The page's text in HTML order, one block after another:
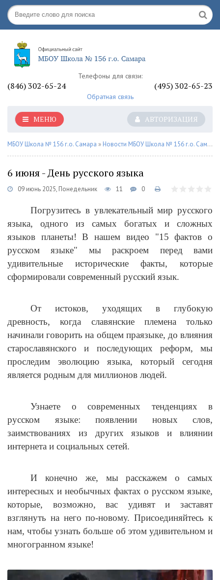
Телефоны для связи:
(846) 302-65-24 (495) 302-65-23
Обратная связь
АВТОРИЗАЦИЯ
МЕНЮ
МБОУ Школа № 156 г.о. Самара » Новости МБОУ Школа № 156 г.о. Самара
6 июня - День русского языка
09 июнь 2025, Понедельник 11 0
Погрузитесь в увлекательный мир русского
языка, одного из самых богатых и сложных
языков планеты! В нашем видео "15 фактов о
русском языке" мы раскроем перед вами
удивительные исторические факты, которые
сформировали современный русский язык.
От истоков, уходящих в глубокую
древность, когда славянские племена только
начинали говорить на общем праязыке, до влияния
старославянского и последующих реформ, мы
проследим эволюцию языка, который сегодня
является родным для миллионов людей.
Узнаете о современных тенденциях в
русском языке: появлении новых слов,
заимствованиях из других языков и влиянии
интернета и социальных сетей.
И конечно же, мы расскажем о самых
интересных и необычных фактах о русском языке,
которые, возможно, вас удивят и заставят
взглянуть на него по-новому. Присоединяйтесь к
нам, чтобы узнать больше об этом удивительном и
многогранном языке!